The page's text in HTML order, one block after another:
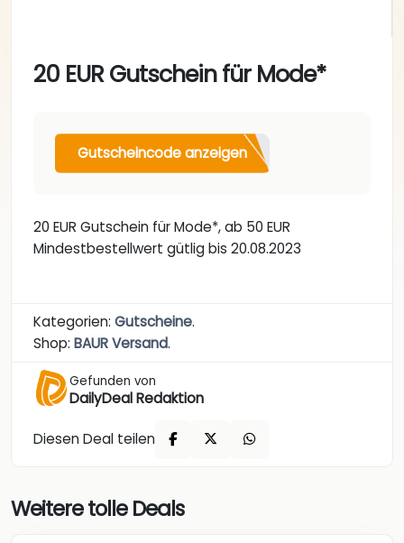
20 EUR Gutschein für Mode*
Gutscheincode anzeigen
20 EUR Gutschein für Mode*, ab 50 EUR
Mindestbestellwert gütlig bis 20.08.2023
Kategorien: Gutscheine.
Shop: BAUR Versand.
Gefunden von
DailyDeal Redaktion
Diesen Deal teilen
Weitere tolle Deals